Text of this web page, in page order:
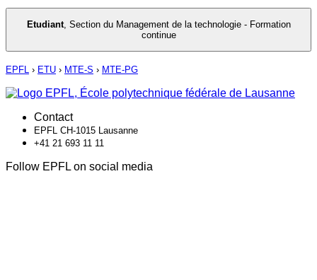
Etudiant, Section du Management de la technologie - Formation
continue
EPFL › ETU › MTE-S › MTE-PG
Contact
EPFL CH-1015 Lausanne
+41 21 693 11 11
Follow EPFL on social media